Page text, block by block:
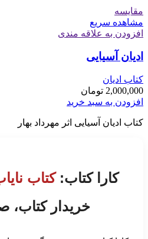
مقایسه
مشاهده سریع
افزودن به علاقه مندی
ادیان آسیایی
کتاب ادیان
2,000,000 تومان
افزودن به سبد خرید
کتاب ادیان آسیایی اثر مهرداد بهار
کارا کتاب:کتاب
خریدار کتاب،